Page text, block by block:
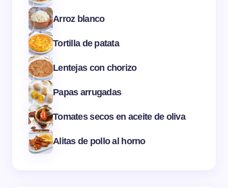
Arroz blanco
Tortilla de patata
Lentejas con chorizo
Papas arrugadas
Tomates secos en aceite de oliva
Alitas de pollo al horno